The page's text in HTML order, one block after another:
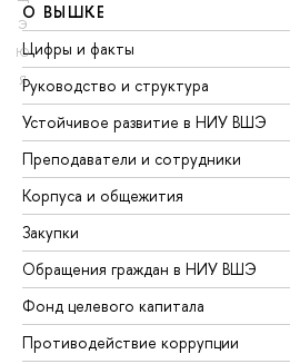
Э
Ю
Я
О ВЫШКЕ
Цифры и факты
Руководство и структура
Устойчивое развитие в НИУ ВШЭ
Преподаватели и сотрудники
Корпуса и общежития
Закупки
Обращения граждан в НИУ ВШЭ
Фонд целевого капитала
Противодействие коррупции